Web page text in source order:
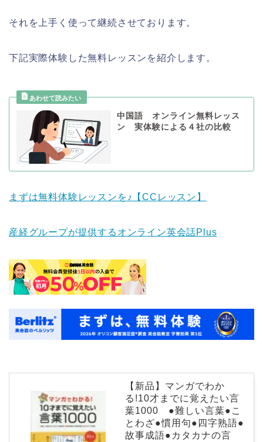
それを上手く使って継続させております。
下記実際体験した無料レッスンを紹介します。
中国語 オンライン無料レッス
ン 実体験による４社の比較
まずは無料体験レッスンを♪【CCレッスン】
産経グループが提供するオンライン英会話Plus
【新品】マンガでわか
る!10才までに覚えたい言
葉1000 ●難しい言葉●こ
とわざ●慣用句●四字熟語●
故事成語●カタカナの言